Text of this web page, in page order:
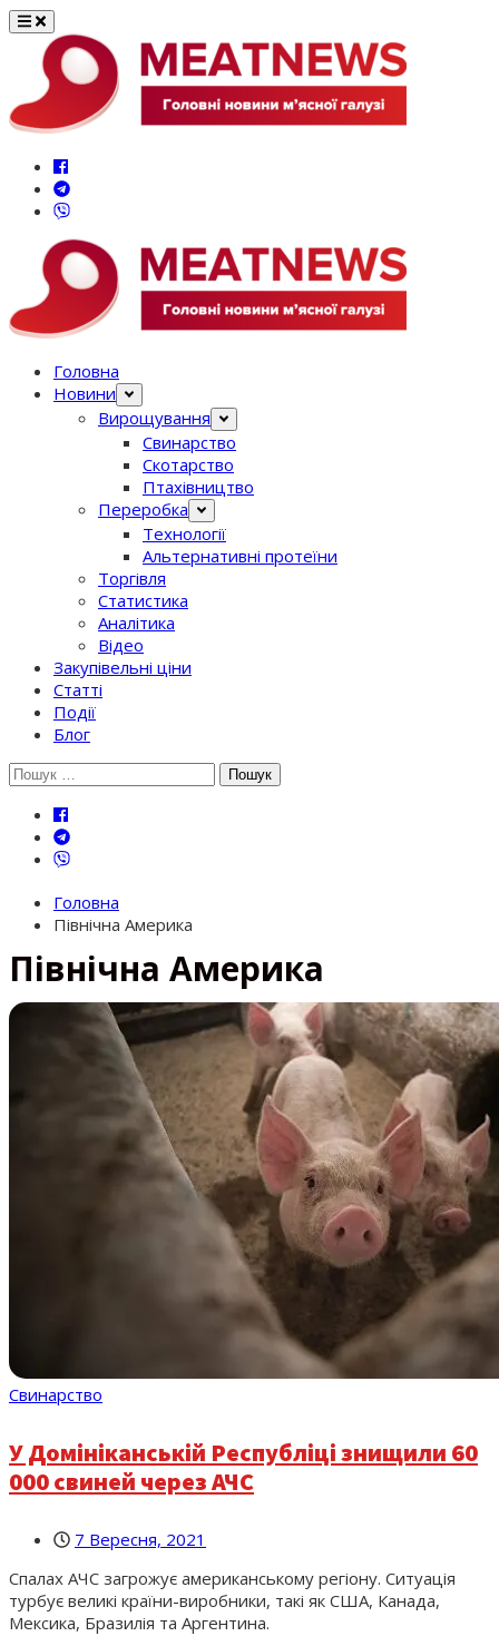
Перейти
вмісту
Головна
Новини
Вирощування
Свинарство
Скотарство
Птахівництво
Переробка
Технології
Альтернативні протеїни
Торгівля
Статистика
Аналітика
Відео
Закупівельні ціни
Статті
Події
Блог
Шукати:
Головна
Північна Америка
Північна Америка
Свинарство
У Домініканській Республіці знищили 60
000 свиней через АЧС
7 Вересня, 2021
Спалах АЧС загрожує американському регіону. Ситуація
турбує великі країни-виробники, такі як США, Канада,
Мексика, Бразилія та Аргентина.